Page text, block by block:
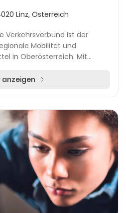
Linz, Österreich
Verkehrsverbund ist der
Mobilität und
in Oberösterreich. Mit
anzeigen